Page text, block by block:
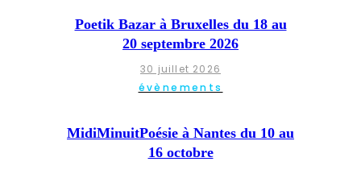
Poetik Bazar à Bruxelles du 18 au
20 septembre 2026
30 juillet 2026
évènements
MidiMinuitPoésie à Nantes du 10 au
16 octobre